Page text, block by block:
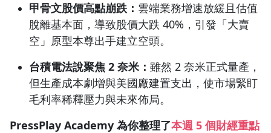
甲骨文股價高點崩跌： 雲端業務增速放緩且估值
脫離基本面，導致股價大跌 40%，引發「大賣
空」原型本尊出手建立空頭。
台積電法說聚焦 2 奈米： 雖然 2 奈米正式量產，
但生產成本劇增與美國廠建置支出，使市場緊盯
毛利率稀釋壓力與未來佈局。
PressPlay Academy 為你整理了本週 5 個財經重點